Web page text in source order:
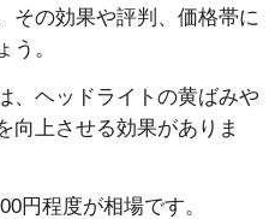
その効果や評判、価格帯に
う。
、ヘッドライトの黄ばみや
向上させる効果がありま
円程度が相場です。